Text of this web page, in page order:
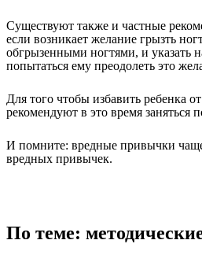
Существуют также и частные
если возникает желание грызть
обгрызенными ногтями, и указать
попытаться ему преодолеть это
Для того чтобы избавить ребенка
рекомендуют в это время
И помните: вредные привычки чаще
вредных привычек.
По теме: